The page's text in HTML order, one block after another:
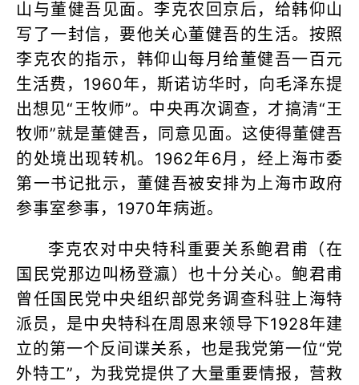
山与董健吾见面。李克农回京后，给韩仰山
写了一封信，要他关心董健吾的生活。按照
李克农的指示，韩仰山每月给董健吾一百元
生活费，1960年，斯诺访华时，向毛泽东提
出想见“王牧师”。中央再次调查，才搞清“王
牧师”就是董健吾，同意见面。这使得董健吾
的处境出现转机。1962年6月，经上海市委
第一书记批示，董健吾被安排为上海市政府
参事室参事，1970年病逝。
李克农对中央特科重要关系鲍君甫（在
国民党那边叫杨登瀛）也十分关心。鲍君甫
曾任国民党中央组织部党务调查科驻上海特
派员，是中央特科在周恩来领导下1928年建
立的第一个反间谍关系，也是我党第一位“党
外特工”，为我党提供了大量重要情报，营救